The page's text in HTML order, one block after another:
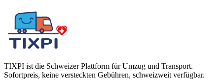
TIXPI ist die Schweizer Plattform für Umzug und Transport.
Sofortpreis, keine versteckten Gebühren, schweizweit verfügbar.